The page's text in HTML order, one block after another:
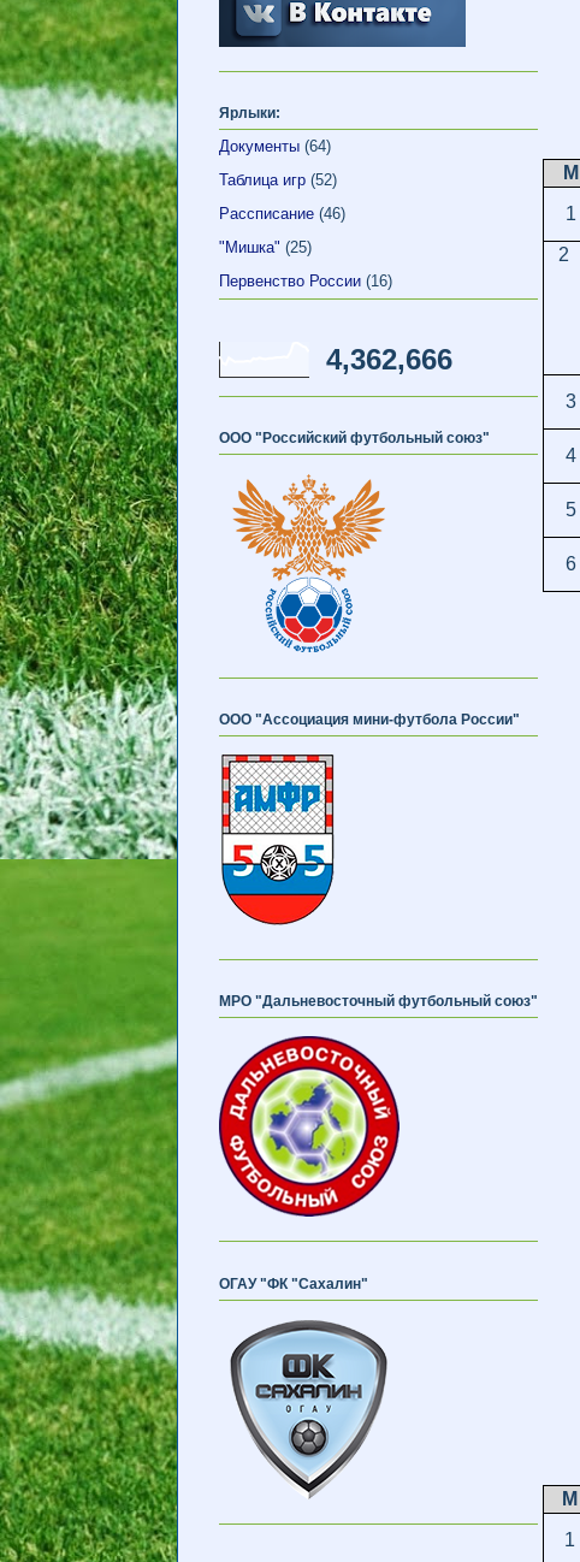
М
1
2
3
4
5
6
М
1
Ярлыки:
Документы (64)
Таблица игр (52)
Рассписание (46)
"Мишка" (25)
Первенство России (16)
4,362,666
ООО "Российский футбольный союз"
ООО "Ассоциация мини-футбола России"
МРО "Дальневосточный футбольный союз"
ОГАУ "ФК "Сахалин"